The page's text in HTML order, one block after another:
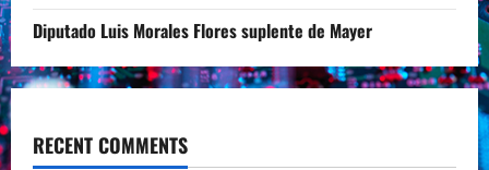
Diputado Luis Morales Flores suplente de Mayer
RECENT COMMENTS